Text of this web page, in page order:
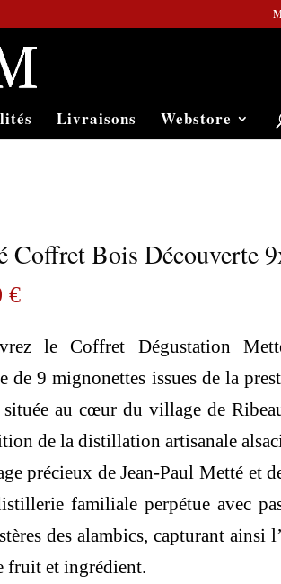
Livraisons Webstore
Coffret Bois Découverte
€
le Coffret Dégustation
de 9 mignonettes issues de la
au cœur du village de
de la distillation artisanale
précieux de Jean-Paul Metté et
familiale perpétue avec
des alambics, capturant ainsi
fruit et ingrédient.